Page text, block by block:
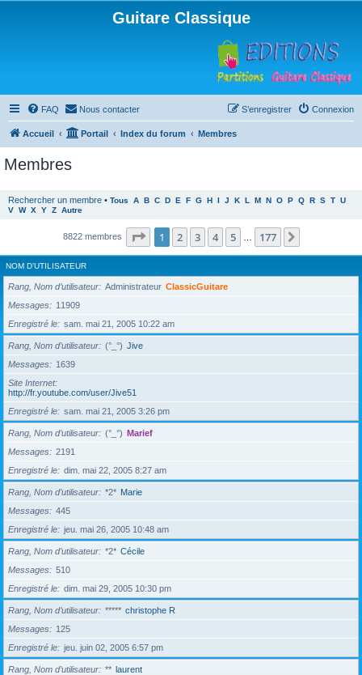
Guitare Classique
FAQ Nous contacter Connexion
S’enregistrer
Accueil Portail Index du forum Membres
Membres
Rechercher un membre • Tous A B C D E F G H I J K L M N O P Q R S T U
V W X Y Z Autre
8822 membres Page 1sur177
1 2 3 4 5 177
NOM D’UTILISATEUR
Rang, Nom d’utilisateur Administrateur ClassicGuitare
Messages
11909
Enregistré le
sam. mai 21, 2005 10:22 am
Rang, Nom d’utilisateur (°_°) Jive
Messages
1639
Site Internet
http://fr.youtube.com/user/Jive51
Enregistré le
sam. mai 21, 2005 3:26 pm
Rang, Nom d’utilisateur (°_°) Marief
Messages
2191
Enregistré le
dim. mai 22, 2005 8:27 am
Rang, Nom d’utilisateur *2* Marie
Messages
445
Enregistré le
jeu. mai 26, 2005 10:48 am
Rang, Nom d’utilisateur *2* Cécile
Messages
510
Enregistré le
dim. mai 29, 2005 10:30 pm
Rang, Nom d’utilisateur ***** christophe R
Messages
125
Enregistré le
jeu. juin 02, 2005 6:57 pm
Rang, Nom d’utilisateur ** laurent